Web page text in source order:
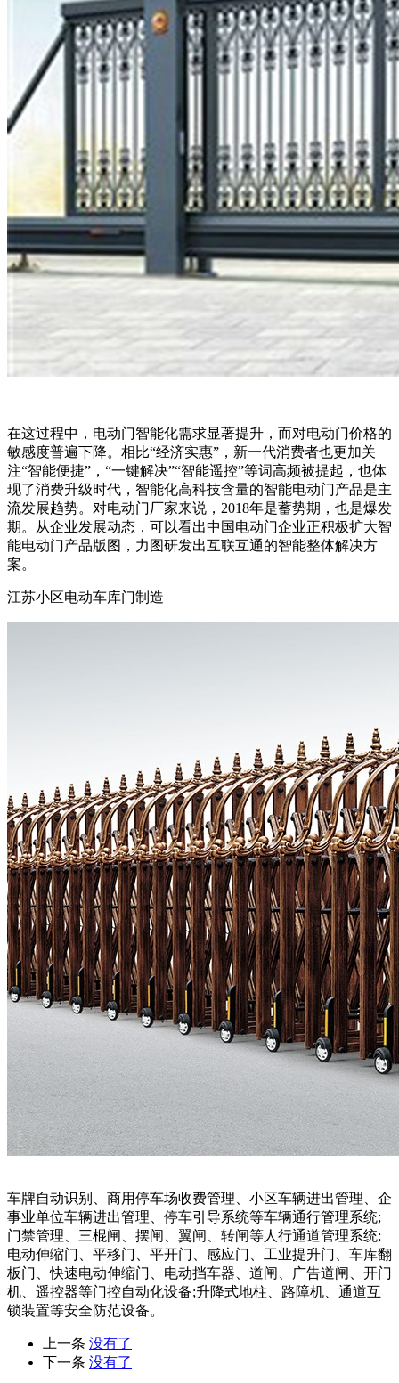
在这过程中，电动门智能化需求显著提升，而对电动门价格的
敏感度普遍下降。相比“经济实惠”，新一代消费者也更加关
注“智能便捷”，“一键解决”“智能遥控”等词高频被提起，也体
现了消费升级时代，智能化高科技含量的智能电动门产品是主
流发展趋势。对电动门厂家来说，2018年是蓄势期，也是爆发
期。从企业发展动态，可以看出中国电动门企业正积极扩大智
能电动门产品版图，力图研发出互联互通的智能整体解决方
案。
江苏小区电动车库门制造
车牌自动识别、商用停车场收费管理、小区车辆进出管理、企
事业单位车辆进出管理、停车引导系统等车辆通行管理系统;
门禁管理、三棍闸、摆闸、翼闸、转闸等人行通道管理系统;
电动伸缩门、平移门、平开门、感应门、工业提升门、车库翻
板门、快速电动伸缩门、电动挡车器、道闸、广告道闸、开门
机、遥控器等门控自动化设备;升降式地柱、路障机、通道互
锁装置等安全防范设备。
上一条 没有了
下一条 没有了